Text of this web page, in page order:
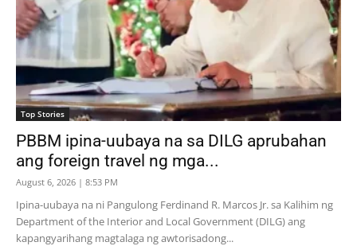
Top Stories
PBBM ipina-uubaya na sa DILG aprubahan
ang foreign travel ng mga...
August 6, 2026 | 8:53 PM
Ipina-uubaya na ni Pangulong Ferdinand R. Marcos Jr. sa Kalihim ng
Department of the Interior and Local Government (DILG) ang
kapangyarihang magtalaga ng awtorisadong...